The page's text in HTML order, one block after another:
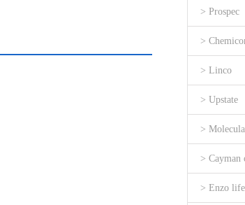
> Prospec
>
> Linco
> Upstate
>
> Cayman
> Enzo life